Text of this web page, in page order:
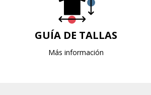
GUÍA DE TALLAS
Más información